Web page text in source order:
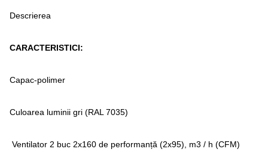
Descrierea
CARACTERISTICI:
Capac-polimer
Culoarea luminii gri (RAL 7035)
Ventilator 2 buc 2x160 de performanță (2x95), m3 / h (CFM)